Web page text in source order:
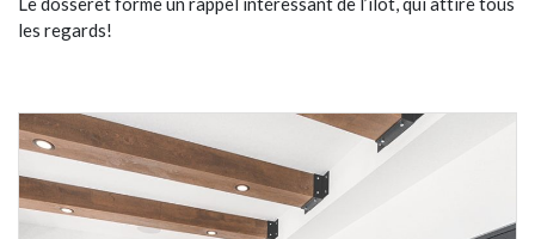
les regards!